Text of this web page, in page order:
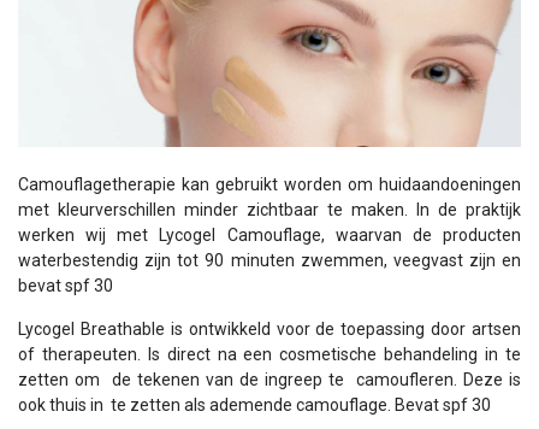
Camouflagetherapie kan gebruikt worden om huidaandoeningen
met kleurverschillen minder zichtbaar te maken. In de praktijk
werken wij met Lycogel Camouflage, waarvan de producten
waterbestendig zijn tot 90 minuten zwemmen, veegvast zijn en
bevat spf 30
Lycogel Breathable is ontwikkeld voor de toepassing door artsen
of therapeuten. Is direct na een cosmetische behandeling in te
zetten om de tekenen van de ingreep te camoufleren. Deze is
ook thuis in te zetten als ademende camouflage. Bevat spf 30